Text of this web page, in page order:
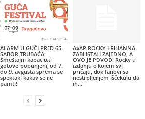
ALARM U GUČI PRED 65.
SABOR TRUBAČA:
Smeštajni kapaciteti
gotovo popunjeni, od 7.
do 9. avgusta sprema se
spektakl kakav se ne
pamti!
A$AP ROCKY I RIHANNA
ZABLISTALI ZAJEDNO, A
OVO JE POVOD: Rocky u
izdanju o kojem svi
pričaju, dok fanovi sa
nestrpljenjem iščekuju da
ih...